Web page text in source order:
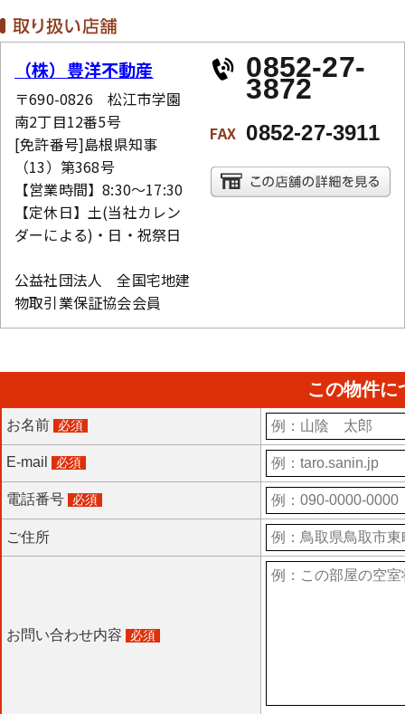
（株）豊洋不動産
〒690-0826 松江市学園
南2丁目12番5号
[免許番号]島根県知事
（13）第368号
【営業時間】8:30～17:30
【定休日】土(当社カレン
ダーによる)・日・祝祭日
公益社団法人 全国宅地建
物取引業保証協会会員
0852-27-
3872
FAX 0852-27-3911